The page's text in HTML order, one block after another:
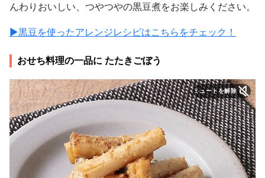
んわりおいしい、つやつやの黒豆煮をお楽しみください。
▶︎黒豆を使ったアレンジレシピはこちらをチェック！
おせち料理の一品に たたきごぼう
ミュートを解除